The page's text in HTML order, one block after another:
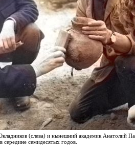
(слева) и нынешний академик Анатолий
середине семидесятых годов.